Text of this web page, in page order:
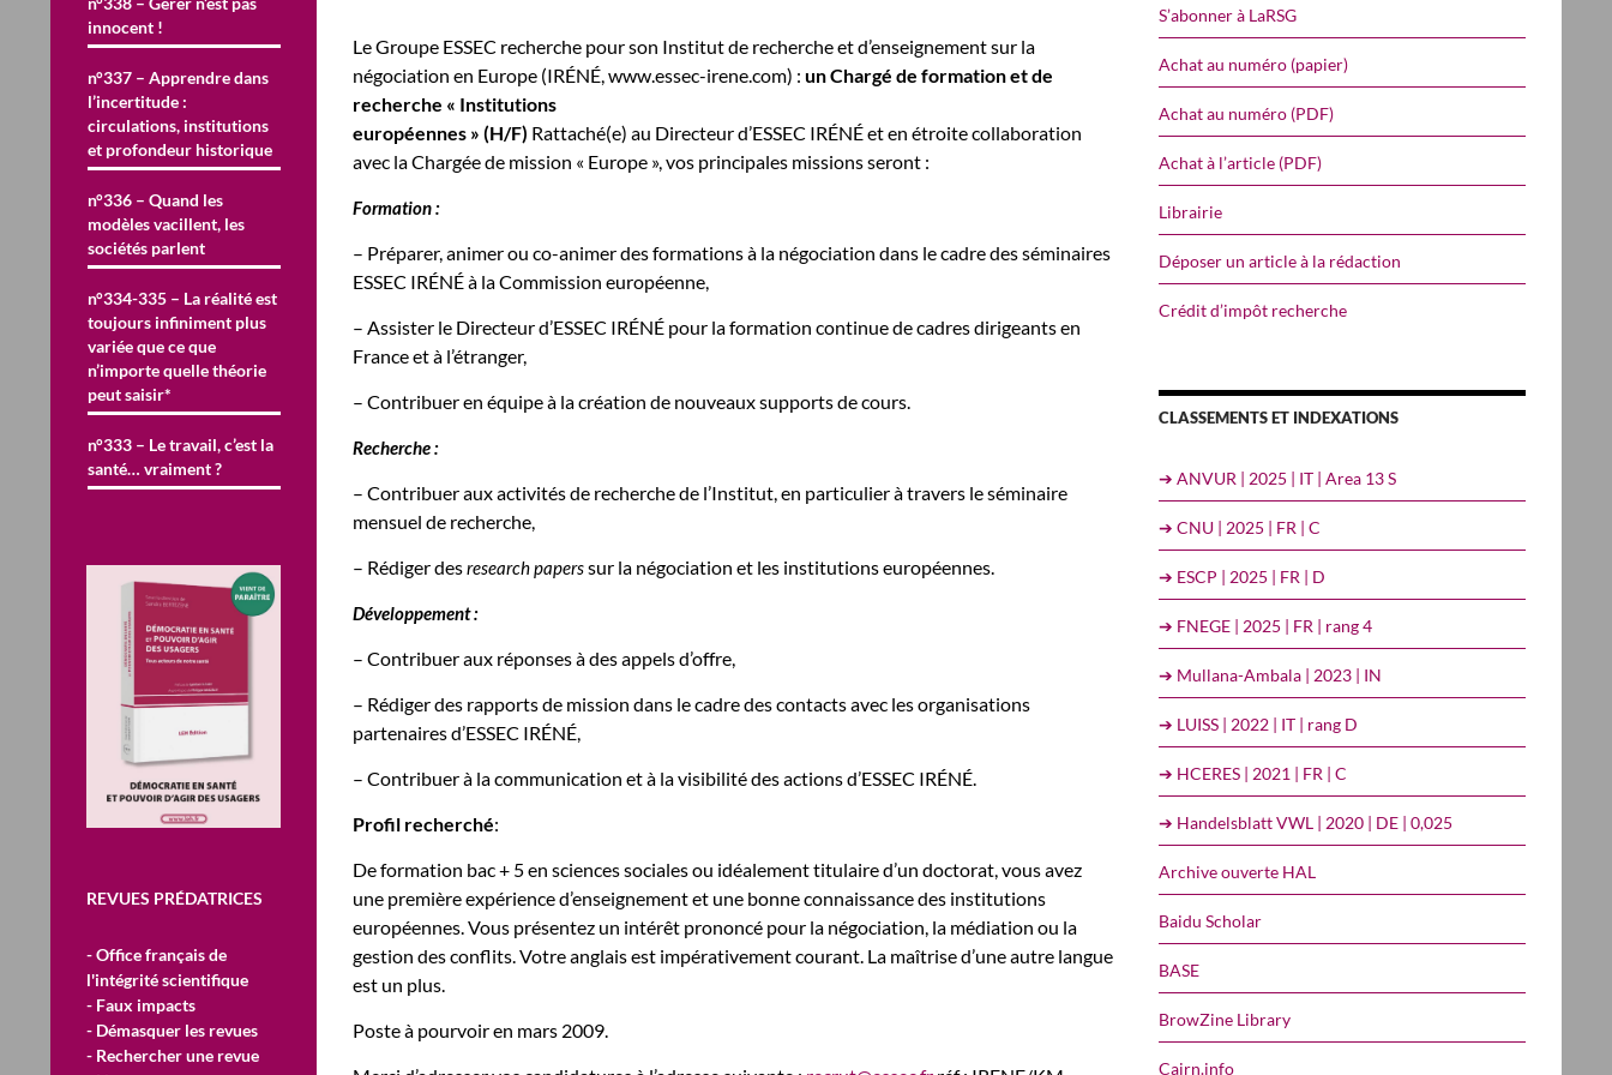
Le Groupe ESSEC recherche pour son Institut de recherche et d’enseignement sur la
négociation en Europe (IRÉNÉ, www.essec-irene.com) : un Chargé de formation et de
recherche « Institutions
européennes » (H/F) Rattaché(e) au Directeur d’ESSEC IRÉNÉ et en étroite collaboration
avec la Chargée de mission « Europe », vos principales missions seront :
Formation :
– Préparer, animer ou co-animer des formations à la négociation dans le cadre des séminaires
ESSEC IRÉNÉ à la Commission européenne,
– Assister le Directeur d’ESSEC IRÉNÉ pour la formation continue de cadres dirigeants en
France et à l’étranger,
– Contribuer en équipe à la création de nouveaux supports de cours.
Recherche :
– Contribuer aux activités de recherche de l’Institut, en particulier à travers le séminaire
mensuel de recherche,
– Rédiger desresearch paperssur la négociation et les institutions européennes.
Développement :
– Contribuer aux réponses à des appels d’offre,
– Rédiger des rapports de mission dans le cadre des contacts avec les organisations
partenaires d’ESSEC IRÉNÉ,
– Contribuer à la communication et à la visibilité des actions d’ESSEC IRÉNÉ.
Profil recherché:
De formation bac + 5 en sciences sociales ou idéalement titulaire d’un doctorat, vous avez
une première expérience d’enseignement et une bonne connaissance des institutions
européennes. Vous présentez un intérêt prononcé pour la négociation, la médiation ou la
gestion des conflits. Votre anglais est impérativement courant. La maîtrise d’une autre langue
est un plus.
Poste à pourvoir en mars 2009.
S’abonner à LaRSG
Achat au numéro (papier)
Achat au numéro (PDF)
Achat à l’article (PDF)
Librairie
Déposer un article à la rédaction
Crédit d’impôt recherche
CLASSEMENTS ET INDEXATIONS
➔ ANVUR | 2025 | IT | Area 13 S
➔ CNU | 2025 | FR | C
➔ ESCP | 2025 | FR | D
➔ FNEGE | 2025 | FR | rang 4
➔ Mullana-Ambala | 2023 | IN
➔ LUISS | 2022 | IT | rang D
➔ HCERES | 2021 | FR | C
➔ Handelsblatt VWL | 2020 | DE | 0,025
Archive ouverte HAL
Baidu Scholar
BASE
BrowZine Library
Cairn.info
innocent !
n°337 – Apprendre dans
l’incertitude :
circulations, institutions
et profondeur historique
n°336 – Quand les
modèles vacillent, les
sociétés parlent
n°334-335 – La réalité est
toujours infiniment plus
variée que ce que
n’importe quelle théorie
peut saisir*
n°333 – Le travail, c’est la
santé… vraiment ?
REVUES PRÉDATRICES
- Office français de
l'intégrité scientifique
- Faux impacts
- Démasquer les revues
- Rechercher une revue